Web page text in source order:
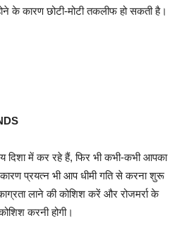
के कारण छोटी-मोटी तकलीफ हो सकती है।
दिशा में कर रहे हैं, फिर भी कभी-कभी आपका
प्रयत्न भी आप धीमी गति से करना शुरू
लाने की कोशिश करें और रोजमर्रा के
करनी होगी।